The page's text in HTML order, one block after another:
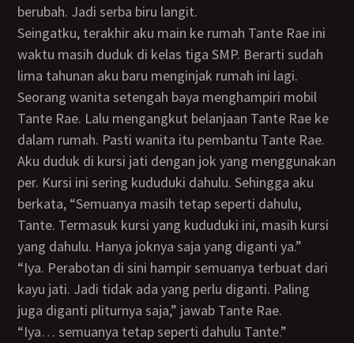
berubah. Jadi serba biru langit.
Seingatku, terakhir aku main ke rumah Tante Rae ini
waktu masih duduk di kelas tiga SMP. Berarti sudah
lima tahunan aku baru menginjak rumah ini lagi.
Seorang wanita setengah baya menghampiri mobil
Tante Rae. Lalu mengangkut belanjaan Tante Rae ke
dalam rumah. Pasti wanita itu pembantu Tante Rae.
Aku duduk di kursi jati dengan jok yang menggunakan
per. Kursi ini sering kududuki dahulu. Sehingga aku
berkata, “Semuanya masih tetap seperti dahulu,
Tante. Termasuk kursi yang kududuki ini, masih kursi
yang dahulu. Hanya joknya saja yang diganti ya.”
“Iya. Perabotan di sini hampir semuanya terbuat dari
kayu jati. Jadi tidak ada yang perlu diganti. Paling
juga diganti pliturnya saja,” jawab Tante Rae.
“Iya… semuanya tetap seperti dahulu Tante.”